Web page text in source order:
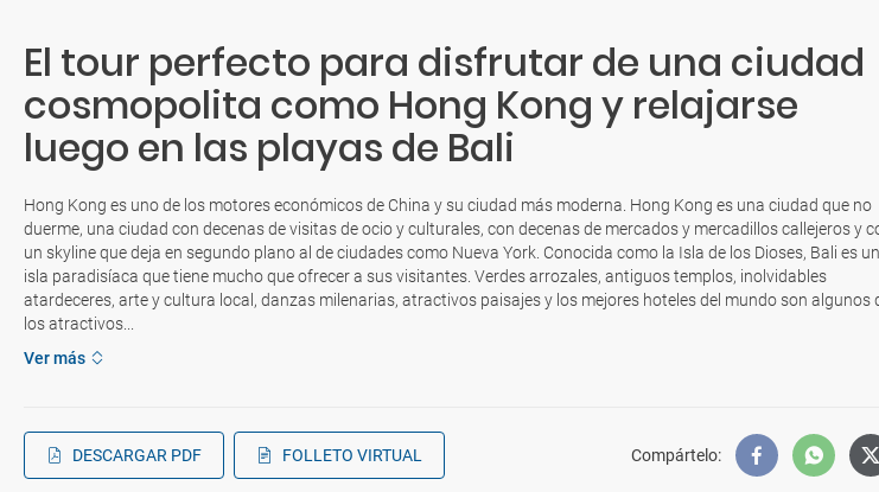
El tour perfecto para disfrutar de una ciudad
cosmopolita como Hong Kong y relajarse
luego en las playas de Bali
Hong Kong es uno de los motores económicos de China y su ciudad más moderna. Hong Kong es una ciudad que no
duerme, una ciudad con decenas de visitas de ocio y culturales, con decenas de mercados y mercadillos callejeros y
un skyline que deja en segundo plano al de ciudades como Nueva York. Conocida como la Isla de los Dioses, Bali es
isla paradisíaca que tiene mucho que ofrecer a sus visitantes. Verdes arrozales, antiguos templos, inolvidables
atardeceres, arte y cultura local, danzas milenarias, atractivos paisajes y los mejores hoteles del mundo son algunos
los atractivos...
Ver más
DESCARGAR PDF FOLLETO VIRTUAL Compártelo: